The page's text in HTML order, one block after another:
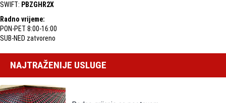
SWIFT: PBZGHR2X
Radno vrijeme:
PON-PET 8:00-16:00
SUB-NED zatvoreno
NAJTRAŽENIJE USLUGE